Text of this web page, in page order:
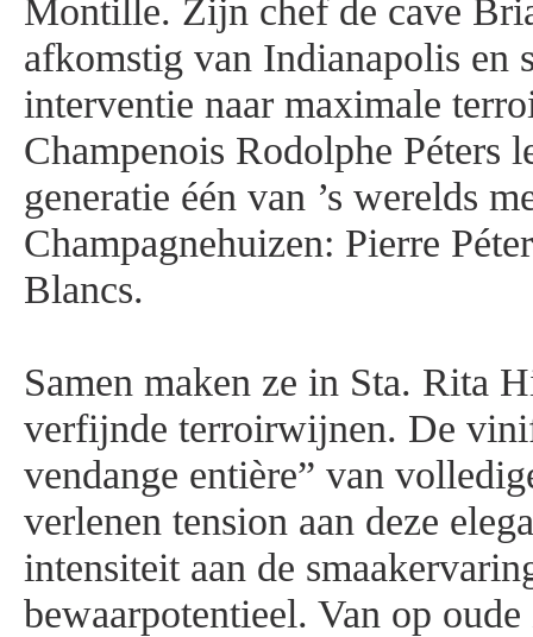
Montille. Zijn chef de cave
afkomstig van Indianapolis en
interventie naar maximale
Champenois Rodolphe Péters
generatie één van ’s werelds
Champagnehuizen: Pierre
Blancs.
Samen maken ze in Sta. Rita
verfijnde terroirwijnen. De
vendange entière” van
verlenen tension aan deze
intensiteit aan de
bewaarpotentieel. Van op oude